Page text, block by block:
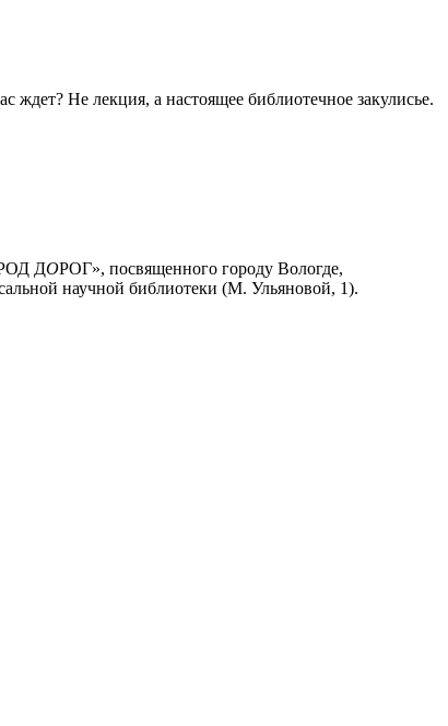
Не лекция, а настоящее библиотечное закулисье.
ДОРОГ», посвященного городу Вологде,
научной библиотеки (М. Ульяновой, 1).